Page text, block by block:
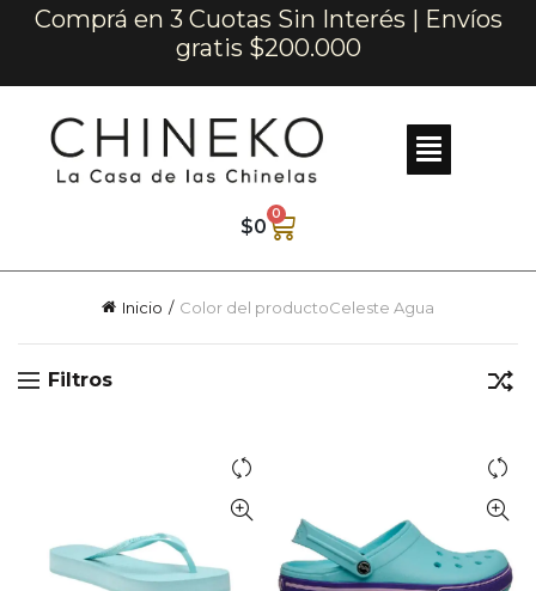
Comprá en 3 Cuotas Sin Interés | Envíos
gratis $200.000
$0
0
Inicio Color del productoCeleste Agua
Filtros